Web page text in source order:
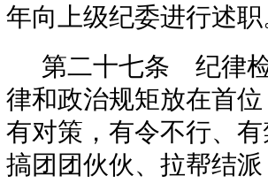
年向上级纪委进行述
第二十七条 纪律
律和政治规矩放在首
有对策，有令不行、
搞团团伙伙、拉帮结